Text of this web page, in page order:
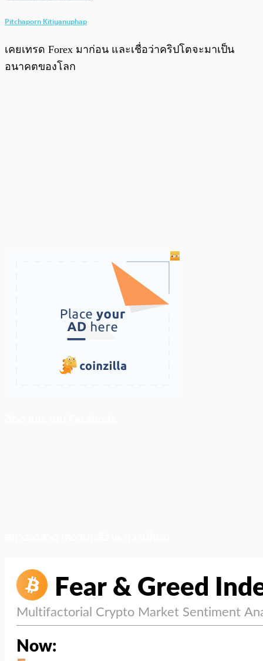
Pitchaporn Kitiyanuphap
เคยเทรด Forex มาก่อน และเชื่อว่าคริปโตจะมาเป็น
อนาคตของโลก